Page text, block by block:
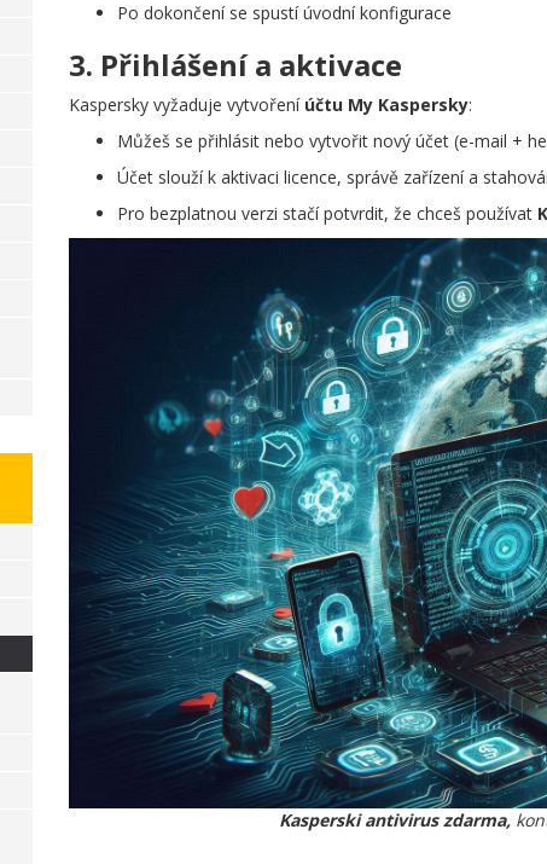
Po dokončení se spustí úvodní konfigurace
3. Přihlášení a aktivace
Kaspersky vyžaduje vytvoření účtu My Kaspersky:
Můžeš se přihlásit nebo vytvořit nový účet (e-mail +
Účet slouží k aktivaci licence, správě zařízení a
Pro bezplatnou verzi stačí potvrdit, že chceš používat
Kasperski antivirus zdarma,